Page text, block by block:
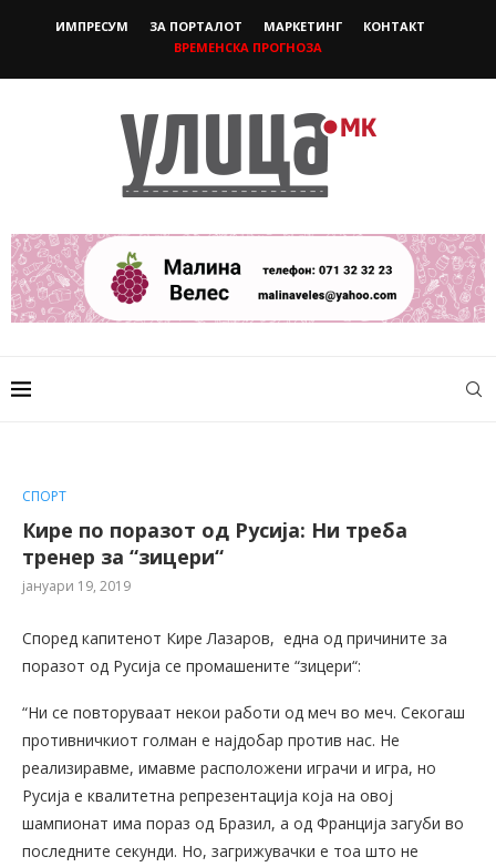
ИМПРЕСУМ ЗА ПОРТАЛОТ МАРКЕТИНГ
КОНТАКТ
ВРЕМЕНСКА ПРОГНОЗА
СПОРТ
Кире по поразот од Русија: Ни треба
тренер за “зицери“
јануари 19, 2019
Според капитенот Кире Лазаров, една од причините за
поразот од Русија се промашените “зицери“:
“Ни се повторуваат некои работи од меч во меч. Секогаш
противничкиот голман е најдобар против нас. Не
реализиравме, имавме расположени играчи и игра, но
Русија е квалитетна репрезентација која на овој
шампионат има пораз од Бразил, а од Франција загуби во
последните секунди. Но, загрижувачки е тоа што не